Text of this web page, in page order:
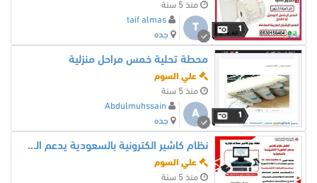
1
منذ 5 سنة
T
taif almas
جده
1
محطة تحلية خمس مراحل منزلية
علي السوم
منذ 5 سنة
A
Abdulmuhssain
جده
نظام كاشير الكترونية بالسعودية يدعم الفاتورة الالكترونية نظام الباركود QR
علي السوم
منذ 5 سنة